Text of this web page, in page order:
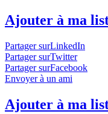
Ajouter à ma
Partager surLinkedIn
Partager surTwitter
Partager surFacebook
Envoyer à un ami
Ajouter à ma